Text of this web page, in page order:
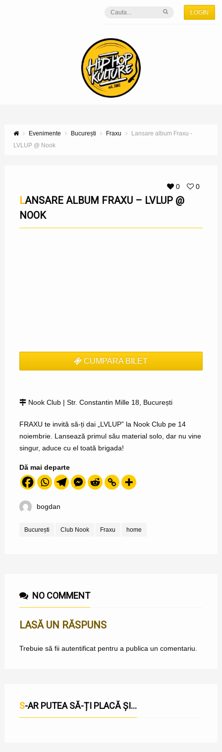
LOGIN
Evenimente București Fraxu
Lansare album Fraxu -
LVLUP @ Nook
0 0
LANSARE ALBUM FRAXU – LVLUP @
NOOK
CUMPARA BILET
Nook Club | Str. Constantin Mille 18, București
FRAXU te invită să-ți dai „LVLUP” la Nook Club pe 14
noiembrie. Lansează primul său material solo, dar nu vine
singur, aduce cu el toată brigada!
Dă mai departe
bogdan
București Club Nook Fraxu home
NO COMMENT
LASĂ UN RĂSPUNS
Trebuie să fii autentificatpentru a publica un comentariu.
S-AR PUTEA SĂ-ȚI PLACĂ ȘI...